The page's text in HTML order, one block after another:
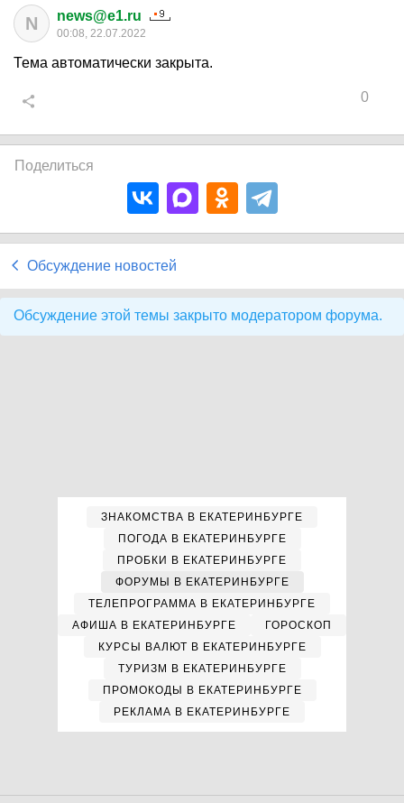
N news@e1.ru
00:08, 22.07.2022
Тема автоматически закрыта.
0
Поделиться
Обсуждение новостей
Обсуждение этой темы закрыто модератором форума.
ЗНАКОМСТВА В ЕКАТЕРИНБУРГЕ
ПОГОДА В ЕКАТЕРИНБУРГЕ
ПРОБКИ В ЕКАТЕРИНБУРГЕ
ФОРУМЫ В ЕКАТЕРИНБУРГЕ
ТЕЛЕПРОГРАММА В ЕКАТЕРИНБУРГЕ
АФИША В ЕКАТЕРИНБУРГЕ
ГОРОСКОП
КУРСЫ ВАЛЮТ В ЕКАТЕРИНБУРГЕ
ТУРИЗМ В ЕКАТЕРИНБУРГЕ
ПРОМОКОДЫ В ЕКАТЕРИНБУРГЕ
РЕКЛАМА В ЕКАТЕРИНБУРГЕ